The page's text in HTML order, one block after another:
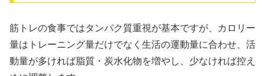
筋トレの食事ではタンパク質重視が基本ですが、カロリー
量はトレーニング量だけでなく生活の運動量に合わせ、活
動量が多ければ脂質・炭水化物を増やし、少なければ控え